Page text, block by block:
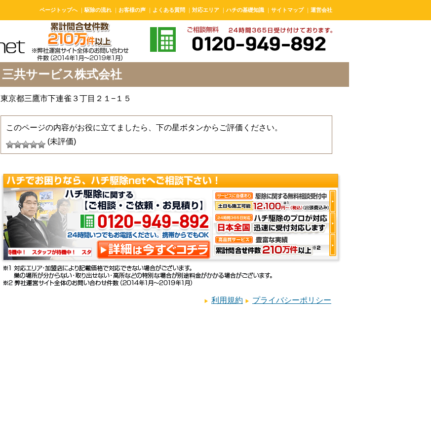
ページトップへ ｜ 駆除の流れ ｜ お客様の声 ｜ よくある質問 ｜ 対応エリア ｜ ハチの基礎知識 ｜ サイトマップ ｜ 運営会社
三共サービス株式会社
東京都三鷹市下連雀３丁目２１−１５
このページの内容がお役に立てましたら、下の星ボタンからご評価ください。
(未評価)
利用規約 プライバシーポリシー